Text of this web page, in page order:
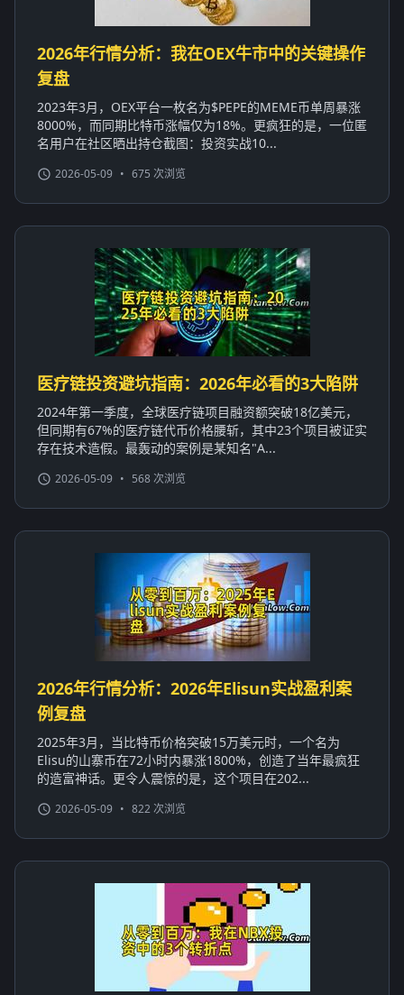
2026年行情分析：我在OEX牛市中的关键操作
复盘
2023年3月，OEX平台一枚名为$PEPE的MEME币单周暴涨
8000%，而同期比特币涨幅仅为18%。更疯狂的是，一位匿
名用户在社区晒出持仓截图：投资实战10...
2026-05-09 • 675 次浏览
医疗链投资避坑指南：2026年必看的3大陷阱
2024年第一季度，全球医疗链项目融资额突破18亿美元，
但同期有67%的医疗链代币价格腰斩，其中23个项目被证实
存在技术造假。最轰动的案例是某知名"A...
2026-05-09 • 568 次浏览
2026年行情分析：2026年Elisun实战盈利案
例复盘
2025年3月，当比特币价格突破15万美元时，一个名为
Elisu的山寨币在72小时内暴涨1800%，创造了当年最疯狂
的造富神话。更令人震惊的是，这个项目在202...
2026-05-09 • 822 次浏览